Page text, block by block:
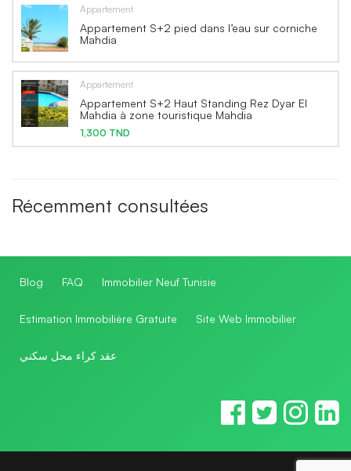
Appartement
Appartement S+2 pied dans l’eau sur corniche
Mahdia
Appartement
Appartement S+2 Haut Standing Rez Dyar El
Mahdia à zone touristique Mahdia
1,300 TND
Récemment consultées
Blog FAQ Immobilier Neuf Tunisie
Estimation Immobilière Gratuite Site Web Immobilier
عقد كراء محل سكني